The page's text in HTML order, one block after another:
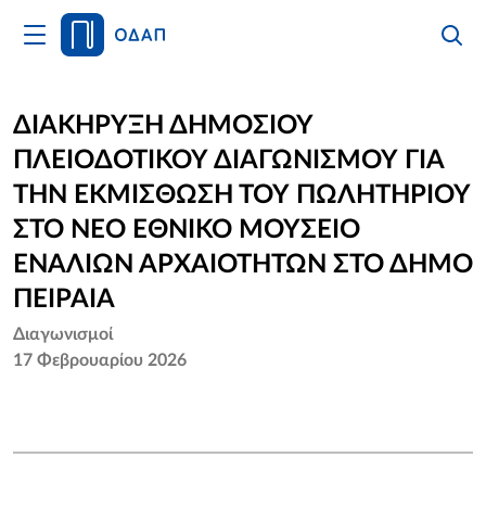
Άνοιγμα
Κυρίως
Αρχική
Οργανισμός
Υπηρεσίες
Νέα
Επικοινωνία
ΔΙΑΚΗΡΥΞΗ ΔΗΜΟΣΙΟΥ
ΠΛΕΙΟΔΟΤΙΚΟΥ ΔΙΑΓΩΝΙΣΜΟΥ ΓΙΑ
ΤΗΝ ΕΚΜΙΣΘΩΣΗ ΤΟΥ ΠΩΛΗΤΗΡΙΟΥ
ΣΤΟ ΝΕΟ ΕΘΝΙΚΟ ΜΟΥΣΕΙΟ
ΕΝΑΛΙΩΝ ΑΡΧΑΙΟΤΗΤΩΝ ΣΤΟ ΔΗΜΟ
ΠΕΙΡΑΙΑ
Διαγωνισμοί
17 Φεβρουαρίου 2026